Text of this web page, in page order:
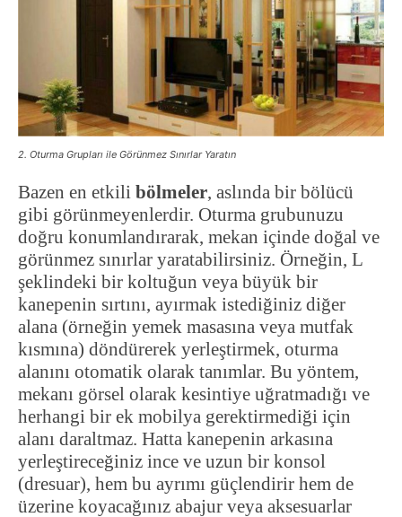
2. Oturma Grupları ile Görünmez Sınırlar Yaratın
Bazen en etkili bölmeler, aslında bir bölücü
gibi görünmeyenlerdir. Oturma grubunuzu
doğru konumlandırarak, mekan içinde doğal ve
görünmez sınırlar yaratabilirsiniz. Örneğin, L
şeklindeki bir koltuğun veya büyük bir
kanepenin sırtını, ayırmak istediğiniz diğer
alana (örneğin yemek masasına veya mutfak
kısmına) döndürerek yerleştirmek, oturma
alanını otomatik olarak tanımlar. Bu yöntem,
mekanı görsel olarak kesintiye uğratmadığı ve
herhangi bir ek mobilya gerektirmediği için
alanı daraltmaz. Hatta kanepenin arkasına
yerleştireceğiniz ince ve uzun bir konsol
(dresuar), hem bu ayrımı güçlendirir hem de
üzerine koyacağınız abajur veya aksesuarlar